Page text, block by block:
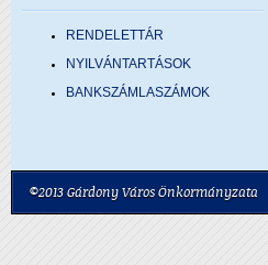
RENDELETTÁR
NYILVÁNTARTÁSOK
BANKSZÁMLASZÁMOK
©2013 Gárdony Város Önkormányzata